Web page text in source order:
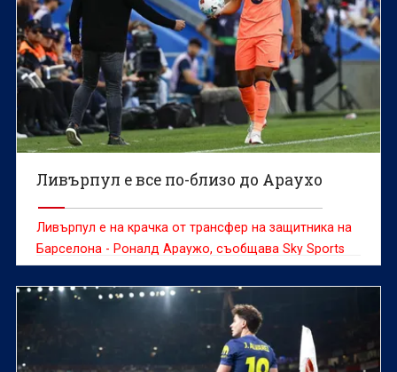
Ливърпул е все по-близо до Араухо
Ливърпул е на крачка от трансфер на защитника на
Барселона - Роналд Араужо, съобщава Sky Sports